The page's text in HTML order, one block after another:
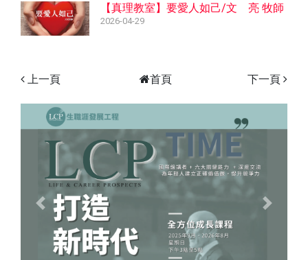
【真理教室】要愛人如己/文 亮 牧師
2026-04-29
上一頁 下一頁
首頁
Previous Next